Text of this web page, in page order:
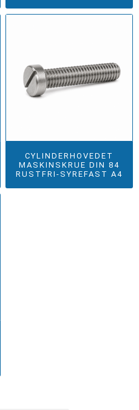
CYLINDERHOVEDET
MASKINSKRUE DIN 84
RUSTFRI-SYREFAST A4